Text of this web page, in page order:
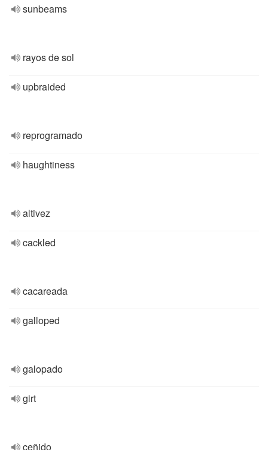
sunbeams
rayos de sol
upbraided
reprogramado
haughtiness
altivez
cackled
cacareada
galloped
galopado
girt
ceñido